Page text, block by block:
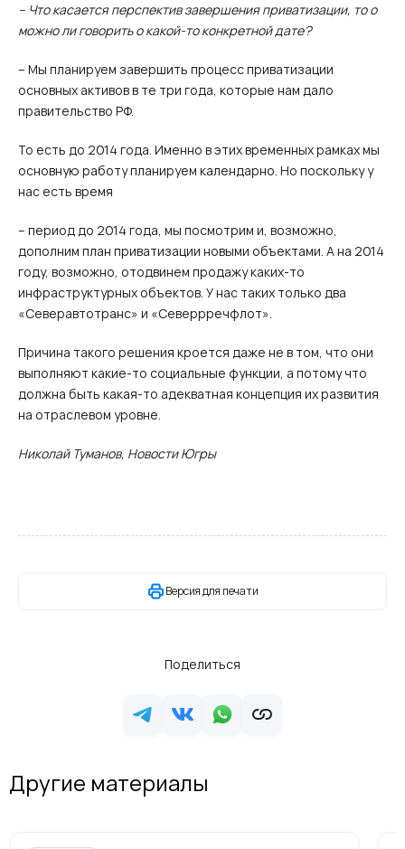
– Что касается перспектив завершения приватизации, то о
можно ли говорить о какой-то конкретной дате?
– Мы планируем завершить процесс приватизации
основных активов в те три года, которые нам дало
правительство РФ.
То есть до 2014 года. Именно в этих временных рамках мы
основную работу планируем календарно. Но поскольку у
нас есть время
– период до 2014 года, мы посмотрим и, возможно,
дополним план приватизации новыми объектами. А на 2014
году, возможно, отодвинем продажу каких-то
инфраструктурных объектов. У нас таких только два
«Северавтотранс» и «Северрречфлот».
Причина такого решения кроется даже не в том, что они
выполняют какие-то социальные функции, а потому что
должна быть какая-то адекватная концепция их развития
на отраслевом уровне.
Николай Туманов, Новости Югры
Версия для печати
Поделиться
Другие материалы